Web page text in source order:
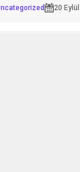
20 Eylül